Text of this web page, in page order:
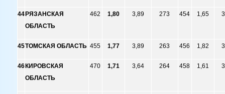
44 РЯЗАНСКАЯ
ОБЛАСТЬ
462 1,80 3,89 273 454 1,65
45ТОМСКАЯ ОБЛАСТЬ 455 1,77 3,89 263 456 1,82
46 КИРОВСКАЯ
ОБЛАСТЬ
470 1,71 3,64 264 458 1,61